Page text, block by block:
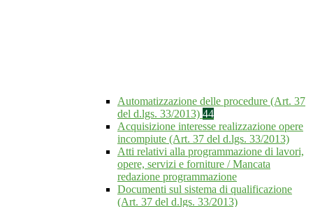
Automatizzazione delle procedure (Art. 37
del d.lgs. 33/2013) 44
Acquisizione interesse realizzazione opere
incompiute (Art. 37 del d.lgs. 33/2013)
Atti relativi alla programmazione di lavori,
opere, servizi e forniture / Mancata
redazione programmazione
Documenti sul sistema di qualificazione
(Art. 37 del d.lgs. 33/2013)